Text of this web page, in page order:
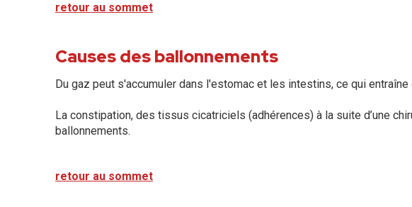
retour au sommet
Causes des ballonnements
Du gaz peut s'accumuler dans l'estomac et les intestins, ce qui
La constipation, des tissus cicatriciels (adhérences) à la suite d’une
ballonnements.
retour au sommet